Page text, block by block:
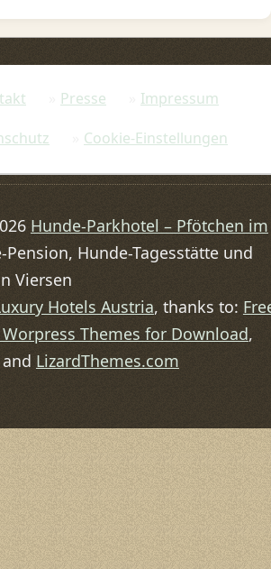
Presse
Impressum
Cookie-Einstellungen
Hunde-Parkhotel – Pfötchen im
Pension, Hunde-Tagesstätte und
Viersen
Hotels Austria, thanks to:
Themes for Download,
LizardThemes.com